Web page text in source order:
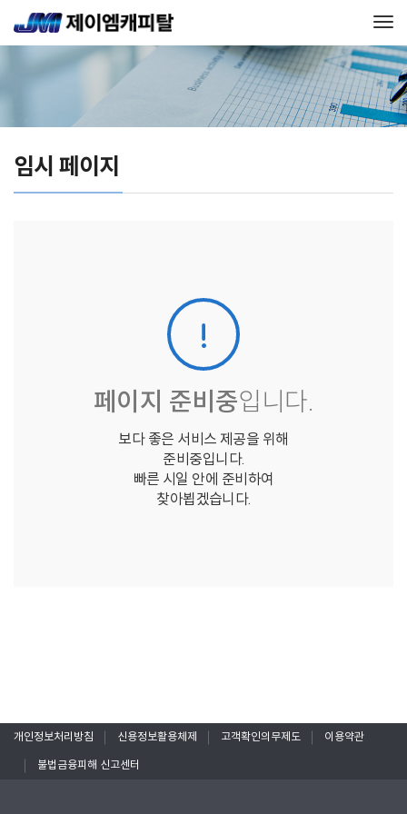
임시 페이지
페이지 준비중입니다.
보다 좋은 서비스 제공을 위해
준비중입니다.
빠른 시일 안에 준비하여
찾아뵙겠습니다.
개인정보처리방침 신용정보활용체제 고객확인의무제도 이용약관
불법금융피해 신고센터